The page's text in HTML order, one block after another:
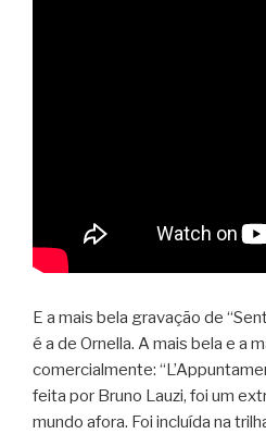
E a mais bela gravação de
é a de Ornella. A mais bela e a
comercialmente:
feita por Bruno Lauzi, foi um
mundo afora. Foi incluída na